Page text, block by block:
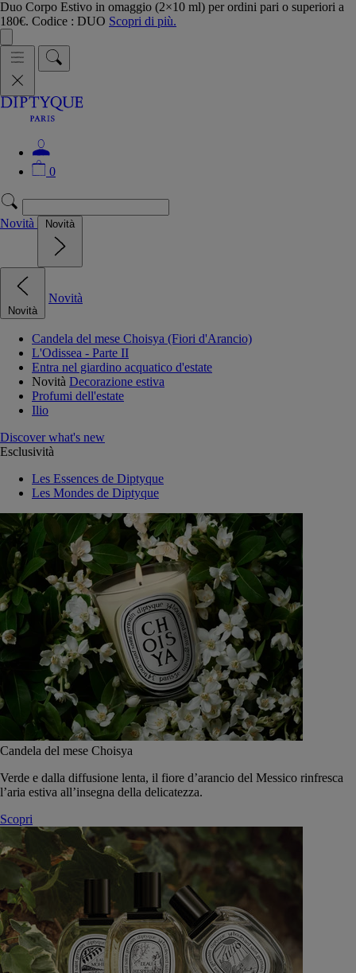
Duo Corpo Estivo in omaggio (2×10 ml) per ordini pari o superiori a
180€. Codice : DUO Scopri di più.
0
Novità Novità
Novità
Novità
Candela del mese Choisya (Fiori d'Arancio)
L'Odissea - Parte II
Entra nel giardino acquatico d'estate
Novità Decorazione estiva
Profumi dell'estate
Ilio
Discover what's new
Esclusività
Les Essences de Diptyque
Les Mondes de Diptyque
Candela del mese Choisya
Verde e dalla diffusione lenta, il fiore d’arancio del Messico rinfresca
l’aria estiva all’insegna della delicatezza.
Scopri